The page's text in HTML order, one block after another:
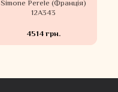
Simone Perele (Франція)
12A343
4514 грн.